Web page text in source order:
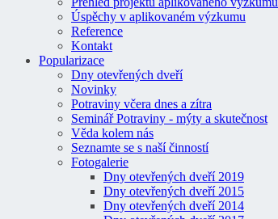
Úspěchy v aplikovaném výzkumu
Reference
Kontakt
Popularizace
Dny otevřených dveří
Novinky
Potraviny včera dnes a zítra
Seminář Potraviny - mýty a skutečnost
Věda kolem nás
Seznamte se s naší činností
Fotogalerie
Dny otevřených dveří 2019
Dny otevřených dveří 2015
Dny otevřených dveří 2014